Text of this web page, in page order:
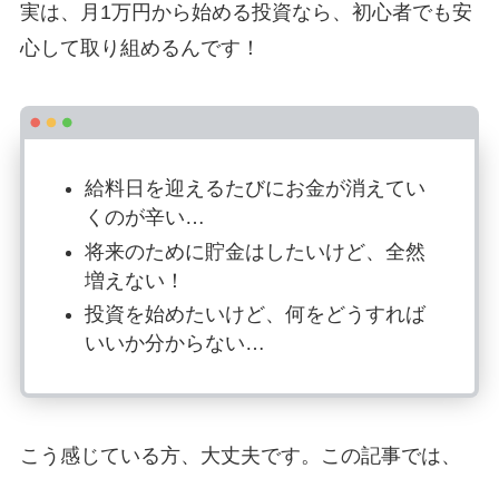
実は、月1万円から始める投資なら、初心者でも安
心して取り組めるんです！
給料日を迎えるたびにお金が消えてい
くのが辛い…
将来のために貯金はしたいけど、全然
増えない！
投資を始めたいけど、何をどうすれば
いいか分からない…
こう感じている方、大丈夫です。この記事では、